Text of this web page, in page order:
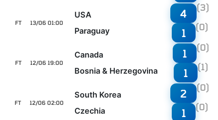
13/06 01:00
FT
USA
Paraguay
4 (3)
1 (0)
12/06 19:00
FT
Canada
Bosnia & Herzegovina
1 (0)
1 (1)
12/06 02:00
FT
South Korea
Czechia
2 (0)
1 (0)